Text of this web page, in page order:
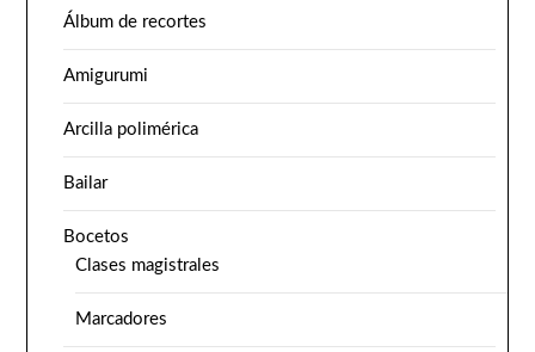
Álbum de recortes
Amigurumi
Arcilla polimérica
Bailar
Bocetos
Clases magistrales
Marcadores